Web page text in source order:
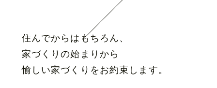
住んでからはもちろん、
家づくりの始まりから
愉しい家づくりをお約束します。